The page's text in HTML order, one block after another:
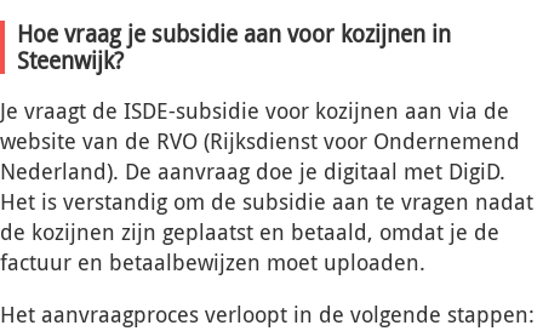
Hoe vraag je subsidie aan voor kozijnen in
Steenwijk?
Je vraagt de ISDE-subsidie voor kozijnen aan via de
website van de RVO (Rijksdienst voor Ondernemend
Nederland). De aanvraag doe je digitaal met DigiD.
Het is verstandig om de subsidie aan te vragen nadat
de kozijnen zijn geplaatst en betaald, omdat je de
factuur en betaalbewijzen moet uploaden.
Het aanvraagproces verloopt in de volgende stappen: